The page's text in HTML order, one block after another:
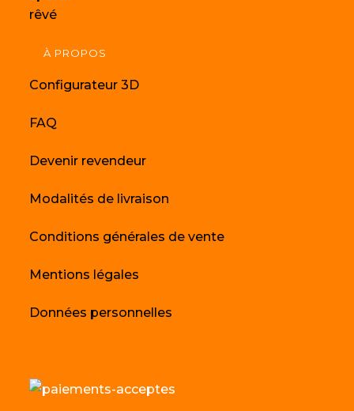
À PROPOS
Configurateur 3D
FAQ
Devenir revendeur
Modalités de livraison
Conditions générales de vente
Mentions légales
Données personnelles